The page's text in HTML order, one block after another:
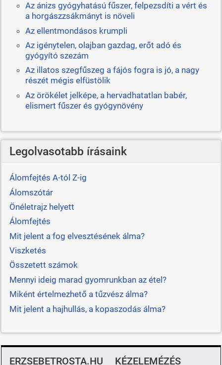
Az ánizs gyógyhatású fűszer, felpezsdíti a vért és
a horgászzsákmányt is növeli
Az ellentmondásos krumpli
Az igénytelen, olajban gazdag, erőt adó és
gyógyító szezám
Az illatos szegfűszeg a fájós fogra is jó, a nagy
részét mégis elfüstölik
Az örökélet jelképe, a hervadhatatlan babér,
elismert fűszer és gyógynövény
Legolvasotabb írásaink
Álomfejtés A-tól Z-ig
Álomszótár
Önéletrajz helyett
Álomfejtés
Mit jelent a fog elvesztésének álma?
Viszketés
Összetett számok
Mennyi ideig marad gyomrunkban az étel?
Miként értelmezhető a tűzvész álma?
Mit jelent a hajhullás, a kopaszodás álma?
ERZSEBETROSTA.HU KÉZELEMÉZÉS